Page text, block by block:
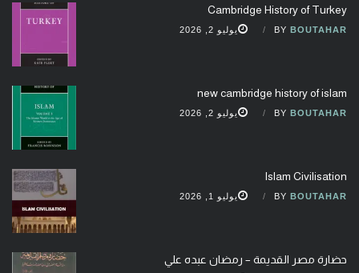
Cambridge History of Turkey
BY BOUTAHAR يوليو 2, 2026
new cambridge history of islam
BY BOUTAHAR يوليو 2, 2026
Islam Civilisation
BY BOUTAHAR يوليو 1, 2026
حضارة مصر القديمة – رمضان عبده علي